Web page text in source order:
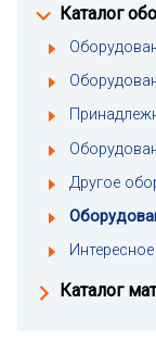
Каталог
Другое
Каталог